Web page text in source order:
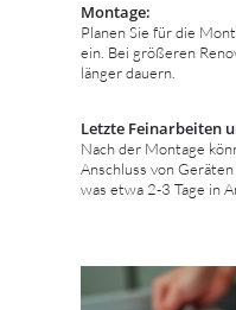
Montage:
Planen Sie für die
ein. Bei größeren
länger dauern.
Letzte Feinarbeiten
Nach der Montage
Anschluss von
was etwa 2-3 Tage in